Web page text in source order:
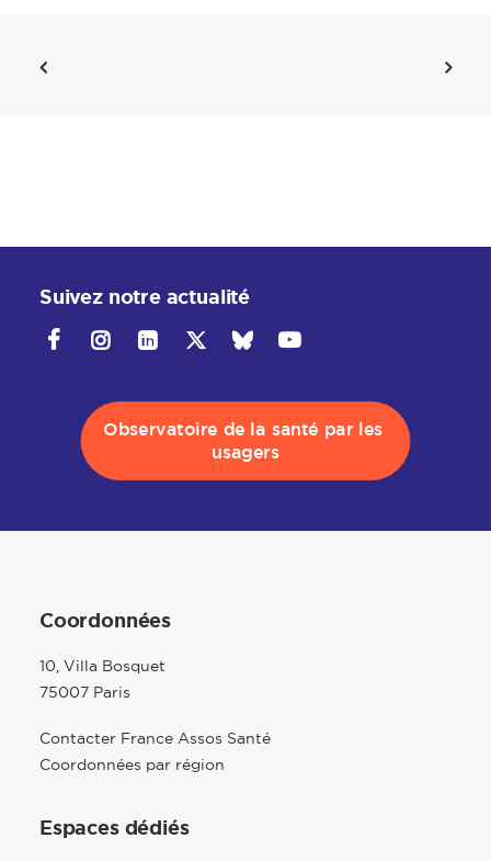
Suivez notre actualité
Observatoire de la santé par les
usagers
Coordonnées
10, Villa Bosquet
75007 Paris
Contacter France Assos Santé
Coordonnées par région
Espaces dédiés